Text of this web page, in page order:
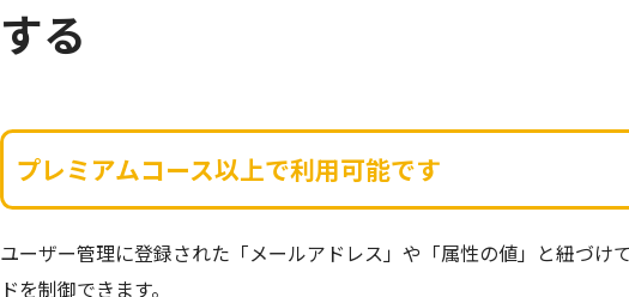
する
プレミアムコース以上で利用可能です
ユーザー管理に登録された「メールアドレス」や「属性の値」と紐づけ
ドを制御できます。